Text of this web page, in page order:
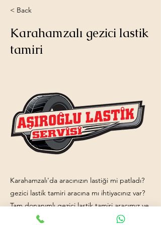
< Back
Karahamzalı gezici lastik
tamiri
Karahamzalı'da aracınızın lastiği mi patladı?
gezici lastik tamiri aracına mı ihtiyacınız var?
Tam donanımlı gezici lastik tamiri aracımız ve
işinde uzman ekip arkadaşlarımızla